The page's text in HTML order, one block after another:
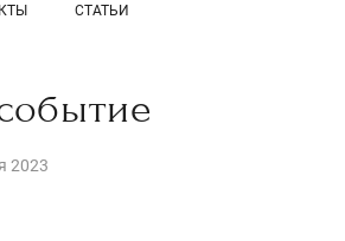
СТАТЬИ
2023